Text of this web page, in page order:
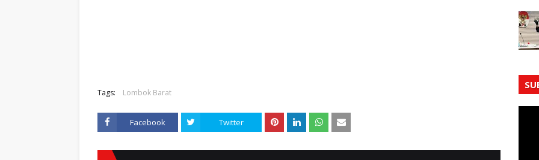
Tags: Lombok Barat
Facebook Twitter